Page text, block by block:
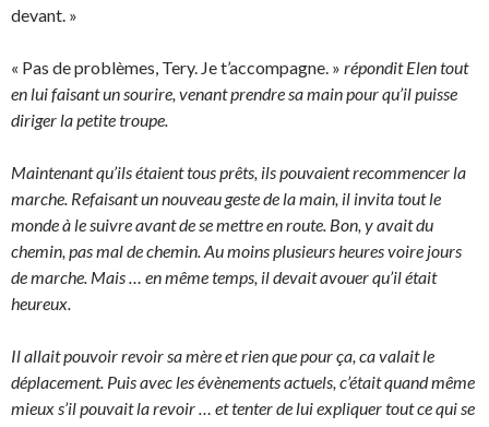
devant. »
« Pas de problèmes, Tery. Je t’accompagne. » répondit Elen tout
en lui faisant un sourire, venant prendre sa main pour qu’il puisse
diriger la petite troupe.
Maintenant qu’ils étaient tous prêts, ils pouvaient recommencer la
marche. Refaisant un nouveau geste de la main, il invita tout le
monde à le suivre avant de se mettre en route. Bon, y avait du
chemin, pas mal de chemin. Au moins plusieurs heures voire jours
de marche. Mais … en même temps, il devait avouer qu’il était
heureux.
Il allait pouvoir revoir sa mère et rien que pour ça, ca valait le
déplacement. Puis avec les évènements actuels, c’était quand même
mieux s’il pouvait la revoir … et tenter de lui expliquer tout ce qui se